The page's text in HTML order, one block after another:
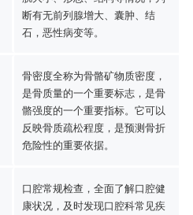
断有无前列腺增大、囊肿、结
石，恶性病变等。
骨密度全称为骨骼矿物质密度，
是骨质量的一个重要标志，是骨
骼强度的一个重要指标。它可以
反映骨质疏松程度，是预测骨折
危险性的重要依据。
口腔常规检查，全面了解口腔健
康状况，及时发现口腔科常见疾